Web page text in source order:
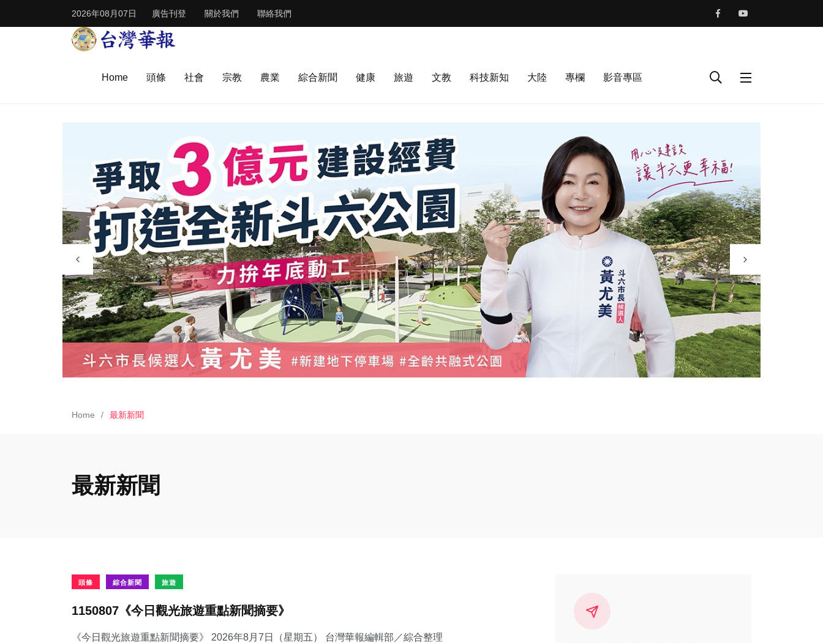
2026年08月07日 廣告刊登 關於我們 聯絡我們
Home 頭條 社會 宗教 農業 綜合新聞 健康 旅遊 文教 科技新知 大陸 專欄 影音專區
Home 最新新聞
最新新聞
頭條 綜合新聞 旅遊
1150807《今日觀光旅遊重點新聞摘要》
《今日觀光旅遊重點新聞摘要》 2026年8月7日（星期五） 台灣華報編輯部／綜合整理